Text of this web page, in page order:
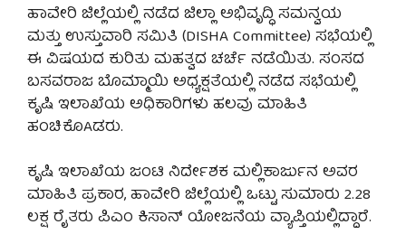
ಹಾವೇರಿ ಜಿಲ್ಲೆಯಲ್ಲಿ ನಡೆದ ಜಿಲ್ಲಾ ಅಭಿವೃದ್ಧಿ ಸಮನ್ವಯ
ಮತ್ತು ಉಸ್ತುವಾರಿ ಸಮಿತಿ (DISHA Committee) ಸಭೆಯಲ್ಲಿ
ಈ ವಿಷಯದ ಕುರಿತು ಮಹತ್ವದ ಚರ್ಚೆ ನಡೆಯಿತು. ಸಂಸದ
ಬಸವರಾಜ ಬೊಮ್ಮಾಯಿ ಅಧ್ಯಕ್ಷತೆಯಲ್ಲಿ ನಡೆದ ಸಭೆಯಲ್ಲಿ
ಕೃಷಿ ಇಲಾಖೆಯ ಅಧಿಕಾರಿಗಳು ಹಲವು ಮಾಹಿತಿ
ಹಂಚಿಕೊAಡರು.
ಕೃಷಿ ಇಲಾಖೆಯ ಜಂಟಿ ನಿರ್ದೇಶಕ ಮಲ್ಲಿಕಾರ್ಜುನ ಅವರ
ಮಾಹಿತಿ ಪ್ರಕಾರ, ಹಾವೇರಿ ಜಿಲ್ಲೆಯಲ್ಲಿ ಒಟ್ಟು ಸುಮಾರು 2.28
ಲಕ್ಷ ರೈತರು ಪಿಎಂ ಕಿಸಾನ್ ಯೋಜನೆಯ ವ್ಯಾಪ್ತಿಯಲ್ಲಿದ್ದಾರೆ.